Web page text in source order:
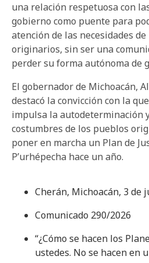
una relación respetuosa con
gobierno como puente para
atención de las necesidades
originarios, sin ser una
perder su forma autónoma de
El gobernador de Michoacán,
destacó la convicción con la
impulsa la autodeterminación
costumbres de los pueblos
poner en marcha un Plan de
P’urhépecha hace un año.
Cherán, Michoacán, 3 de
Comunicado 290/2026
“¿Cómo se hacen los
ustedes. No se hacen en